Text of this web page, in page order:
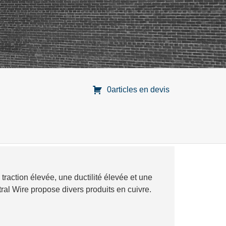
0articles en devis
élevée, une ductilité élevée et une
Wire propose divers produits en cuivre.